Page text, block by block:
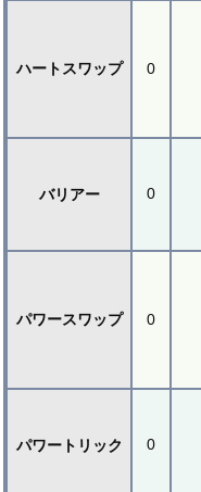
ハートスワップ 0
バリアー 0
パワースワップ 0
パワートリック 0